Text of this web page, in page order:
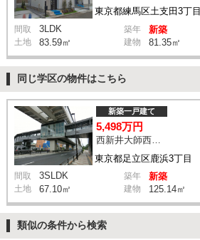
東京都練馬区土支田3丁目
間取 3LDK 築年 新築
土地 83.59㎡ 建物 81.35㎡
同じ学区の物件はこちら
東京都足立区鹿浜3丁目
新築一戸建て
5,498万円
西新井大師西駅 鹿浜三丁目交差点 バス14分 停歩4分
間取 3SLDK 築年 新築
土地 67.10㎡ 建物 125.14㎡
類似の条件から検索